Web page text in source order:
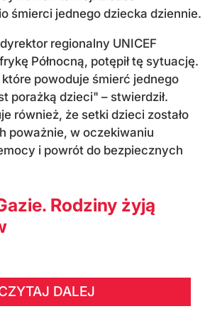
śmierci jednego dziecka dziennie.
regionalny UNICEF
Północną, potępił tę sytuację.
powoduje śmierć jednego
porażką dzieci" – stwierdził.
również, że setki dzieci zostało
poważnie, w oczekiwaniu
i powrót do bezpiecznych
Rodziny żyją
DALEJ